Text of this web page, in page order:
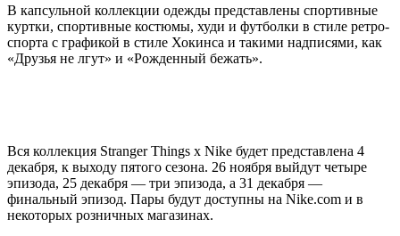
В капсульной коллекции одежды представлены спортивные
куртки, спортивные костюмы, худи и футболки в стиле ретро-
спорта с графикой в стиле Хокинса и такими надписями, как
«Друзья не лгут» и «Рожденный бежать».
Вся коллекция Stranger Things x Nike будет представлена 4
декабря, к выходу пятого сезона. 26 ноября выйдут четыре
эпизода, 25 декабря — три эпизода, а 31 декабря —
финальный эпизод. Пары будут доступны на Nike.com и в
некоторых розничных магазинах.